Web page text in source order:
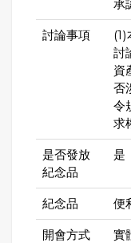
承
討論事項
討
資
否
令
求
是否發放
紀念品
是
紀念品 便
開會方式 實